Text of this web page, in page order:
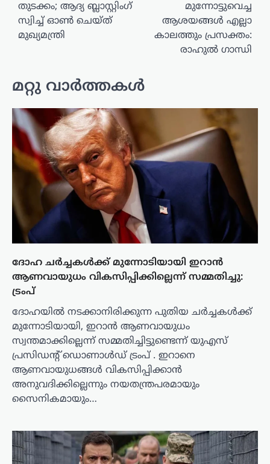
തുടക്കം; ആദ്യ ബ്ലാസ്റ്റിംഗ്
സ്വിച്ച് ഓൺ ചെയ്ത്
മുഖ്യമന്ത്രി
മുന്നോട്ടുവെച്ച
ആശയങ്ങൾ എല്ലാ
കാലത്തും പ്രസക്തം:
രാഹുൽ ഗാന്ധി
മറ്റു വാർത്തകൾ
ദോഹ ചർച്ചകൾക്ക് മുന്നോടിയായി ഇറാൻ
ആണവായുധം വികസിപ്പിക്കില്ലെന്ന് സമ്മതിച്ചു:
ട്രംപ്
ദോഹയിൽ നടക്കാനിരിക്കുന്ന പുതിയ ചർച്ചകൾക്ക്
മുന്നോടിയായി, ഇറാൻ ആണവായുധം
സ്വന്തമാക്കില്ലെന്ന് സമ്മതിച്ചിട്ടുണ്ടെന്ന് യുഎസ്
പ്രസിഡന്റ് ഡൊണാൾഡ് ട്രംപ് . ഇറാനെ
ആണവായുധങ്ങൾ വികസിപ്പിക്കാൻ
അനുവദിക്കില്ലെന്നും നയതന്ത്രപരമായും
സൈനികമായും…